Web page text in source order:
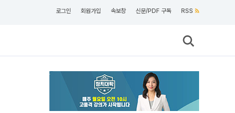
로그인 회원가입 속보창 신문/PDF 구독 RSS